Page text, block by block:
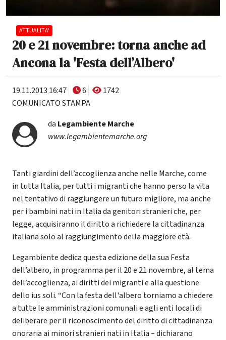
ATTUALITA'
20 e 21 novembre: torna anche ad
Ancona la 'Festa dell’Albero'
19.11.2013 16:47 6
1742
COMUNICATO STAMPA
da Legambiente Marche
www.legambientemarche.org
Tanti giardini dell’accoglienza anche nelle Marche, come
in tutta Italia, per tutti i migranti che hanno perso la vita
nel tentativo di raggiungere un futuro migliore, ma anche
per i bambini nati in Italia da genitori stranieri che, per
legge, acquisiranno il diritto a richiedere la cittadinanza
italiana solo al raggiungimento della maggiore età.
Legambiente dedica questa edizione della sua Festa
dell’albero, in programma per il 20 e 21 novembre, al tema
dell’accoglienza, ai diritti dei migranti e alla questione
dello ius soli. “Con la festa dell'albero torniamo a chiedere
a tutte le amministrazioni comunali e agli enti locali di
deliberare per il riconoscimento del diritto di cittadinanza
onoraria ai minori stranieri nati in Italia – dichiarano